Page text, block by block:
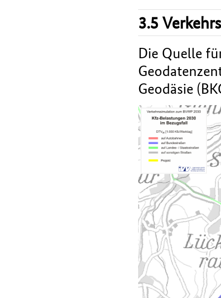
3.5
Die Quelle
Geodäsie